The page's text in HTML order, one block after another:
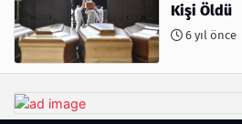
Kişi Öldü
6 yıl önce